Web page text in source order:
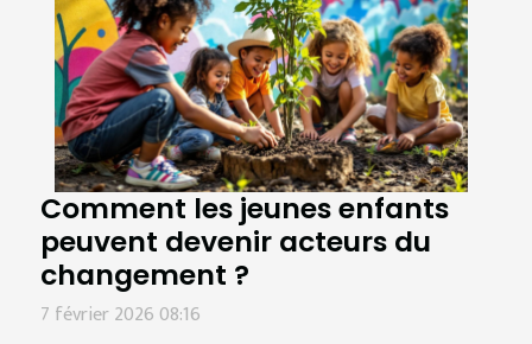
Comment les jeunes enfants
peuvent devenir acteurs du
changement ?
7 février 2026 08:16